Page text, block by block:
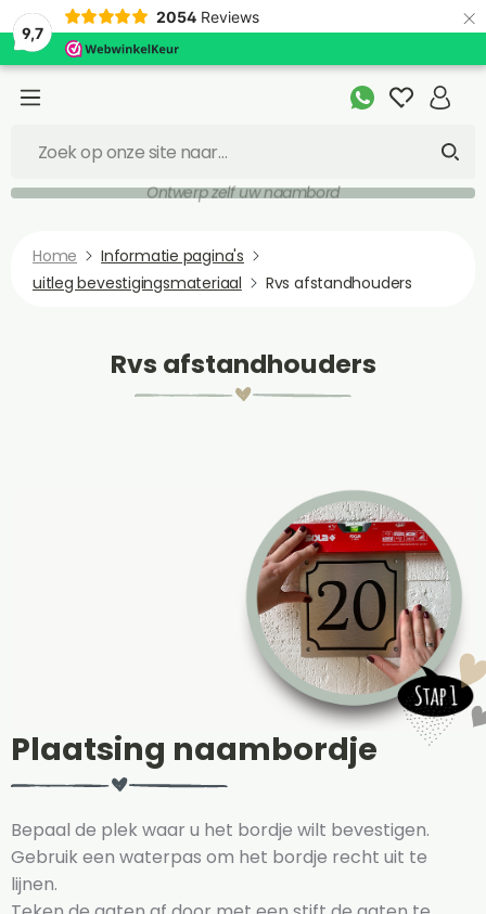
9,7
2054 Reviews ×
Ontwerp zelf uw naambord
Home
Informatie pagina's
uitleg bevestigingsmateriaal
Rvs afstandhouders
Rvs afstandhouders
Plaatsing naambordje
Bepaal de plek waar u het bordje wilt bevestigen.
Gebruik een waterpas om het bordje recht uit te
lijnen.